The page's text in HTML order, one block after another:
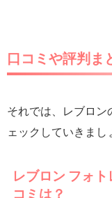
口コミや評判ま
それでは、レブロン
ェックしていきまし
レブロン フォ
コミは？